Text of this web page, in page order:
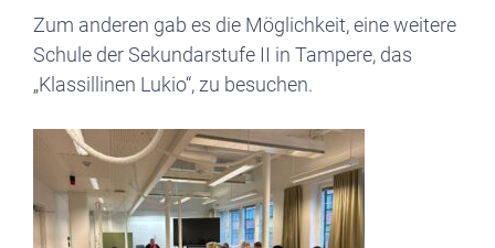
Zum anderen gab es die Möglichkeit, eine weitere
Schule der Sekundarstufe II in Tampere, das
„Klassillinen Lukio“, zu besuchen.